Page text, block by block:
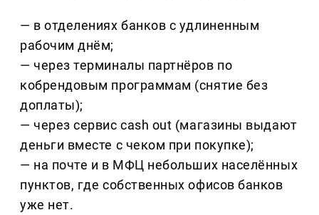
— в отделениях банков с удлиненным
рабочим днём;
— через терминалы партнёров по
кобрендовым программам (снятие без
доплаты);
— через сервис cash out (магазины выдают
деньги вместе с чеком при покупке);
— на почте и в МФЦ небольших населённых
пунктов, где собственных офисов банков
уже нет.